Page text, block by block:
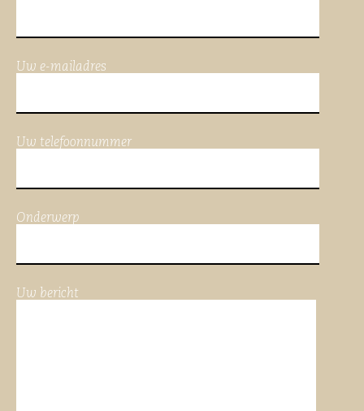
Uw e-mailadres
Uw telefoonnummer
Onderwerp
Uw bericht